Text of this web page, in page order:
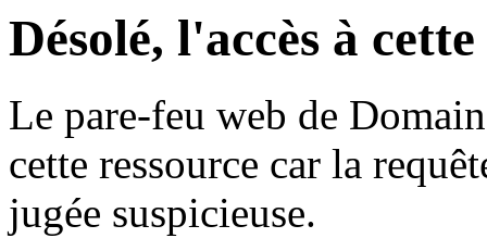
Désolé, l'accès à
Le pare-feu web de
cette ressource car la
jugée suspicieuse.